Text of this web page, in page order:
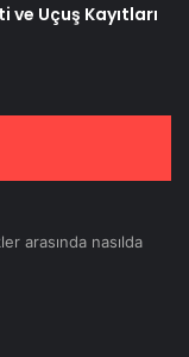
ve Uçuş Kayıtları
arasında nasılda